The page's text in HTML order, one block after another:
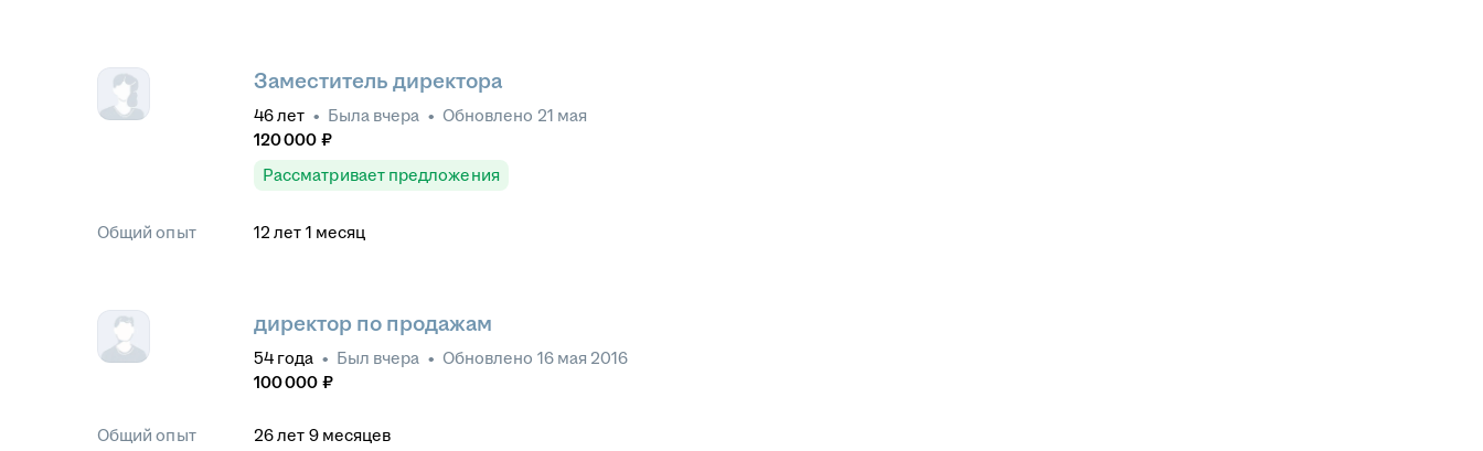
Заместитель директора
46лет • Была вчера • Обновлено 21 мая
120 000 ₽
Рассматривает предложения
Общий опыт 12 лет 1 месяц
директор по продажам
54 года • Был вчера • Обновлено 16 мая 2016
100 000 ₽
Общий опыт 26лет 9 месяцев